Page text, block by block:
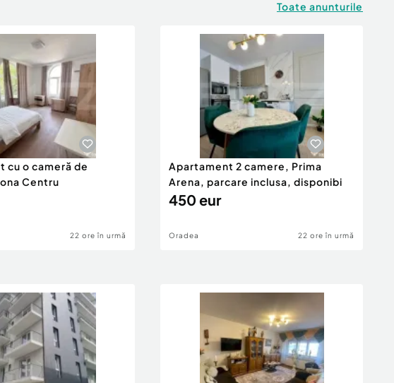
Toate anunturile
cu o cameră de
Centru
22 ore în urmă
Apartament 2 camere, Prima
Arena, parcare inclusa, disponibi
450 eur
Oradea 22 ore în urmă